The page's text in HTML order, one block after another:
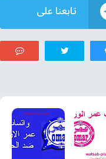
تابعنا على
تيليجرام